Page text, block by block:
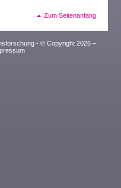
Zum Seitenanfang
- © Copyright 2026 –